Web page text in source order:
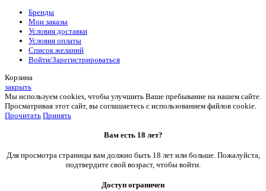
Бренды
Мои заказы
Условия доставки
Условия оплаты
Список желаний
Войти/Зарегистрироваться
Корзина
закрыть
Мы используем cookies, чтобы улучшить Ваше пребывание на нашем сайте.
Просматривая этот сайт, вы соглашаетесь с использованием файлов cookie.
Прочитать Принять
Вам есть 18 лет?
Для просмотра страницы вам должно быть 18 лет или больше. Пожалуйста,
подтвердите свой возраст, чтобы войти.
Доступ ограничен